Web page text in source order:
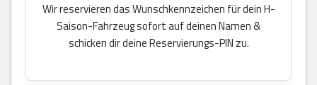
Wir reservieren das Wunschkennzeichen für dein H-
Saison-Fahrzeug sofort auf deinen Namen &
schicken dir deine Reservierungs-PIN zu.